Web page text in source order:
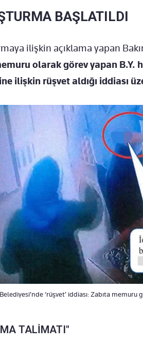
BAŞLATILDI
ilişkin açıklama yapan
olarak görev yapan
ilişkin rüşvet aldığı iddiası
‘rüşvet’ iddiası: Zabıta memuru
TALİMATI"